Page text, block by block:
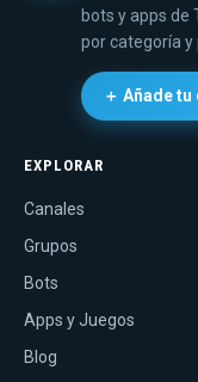
bots y apps de
por categoría y
＋ Añade
EXPLORAR
Canales
Grupos
Bots
Apps y Juegos
Blog